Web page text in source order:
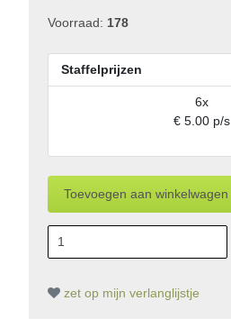
Voorraad: 178
Staffelprijzen
6x
€ 5.00 p/s
zet op mijn verlanglijstje